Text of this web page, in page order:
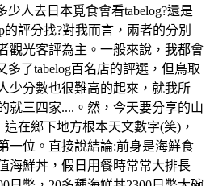
少人去日本覓食會看tabelog?還是
的評分找?對我而言，兩者的分別
觀光客評為主。一般來說，我都會
多了tabelog百名店的評選，但鳥取
少分數也很難高的起來，就我所
就三四家....。然，今天要分享的山
這在鄉下地方根本天文數字(笑)，
一位。直接說結論:前身是海鮮食
海鮮丼，假日用餐時常常大排長